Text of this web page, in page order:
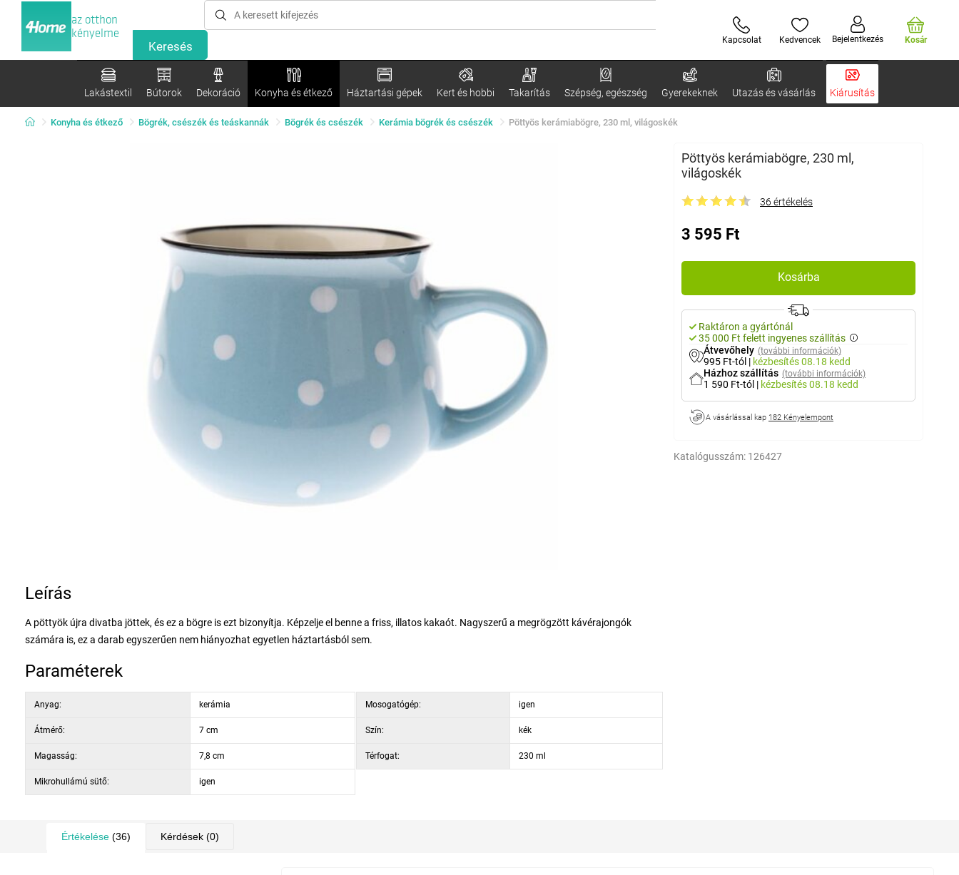
az otthon
kényelme
Kapcsolat Kedvencek Bejelentkezés Kosár
Lakástextil Bútorok Dekoráció Konyha és étkező Háztartási gépek Kert és hobbi Takarítás Szépség, egészség Gyerekeknek Utazás és vásárlás Kiárusítás
Konyha és étkező Bögrék, csészék és teáskannák Bögrék és csészék Kerámia bögrék és csészék Pöttyös kerámiabögre, 230 ml, világoskék
Pöttyös kerámiabögre, 230 ml,
világoskék
36 értékelés
3 595 Ft
Kosárba
Raktáron a gyártónál
35 000 Ft felett ingyenes szállítás
Átvevőhely (további információk)
995 Ft-tól | kézbesítés08.18 kedd
Házhoz szállítás (további információk)
1 590 Ft-tól | kézbesítés08.18 kedd
A vásárlással kap 182 Kényelempont
Katalógusszám: 126427
Leírás
A pöttyök újra divatba jöttek, és ez a bögre is ezt bizonyítja. Képzelje el benne a friss, illatos kakaót. Nagyszerű a megrögzött kávérajongók
számára is, ez a darab egyszerűen nem hiányozhat egyetlen háztartásból sem.
Paraméterek
Anyag: kerámia
Átmérő: 7 cm
Magasság: 7,8 cm
Mikrohullámú sütő: igen
Mosogatógép: igen
Szín: kék
Térfogat: 230 ml
Értékelése (36) Kérdések (0)